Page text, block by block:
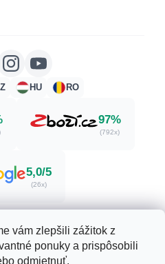
vám zlepšili zážitok z
ponuky a prispôsobili
odmietnuť.
HU RO
97%
(792x)
5,0/5
(26x)
Shoptet